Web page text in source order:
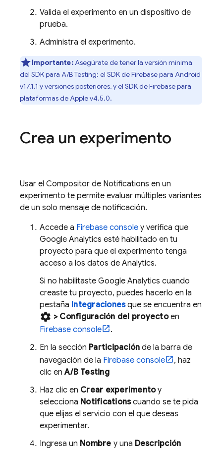
Valida el experimento en un dispositivo de
prueba.
Administra el experimento.
Importante:Asegúrate de tener la versión mínima
del SDK para A/B Testing: el SDK deFirebasepara Android
v17.1.1 y versiones posteriores, y el SDK deFirebasepara
plataformas deApplev4.5.0.
Crea un experimento
Usar el Compositor de Notifications en un
experimento te permite evaluar múltiples variantes
de un solo mensaje de notificación.
Accede a Firebase console y verifica que
Google Analytics esté habilitado en tu
proyecto para que el experimento tenga
acceso a los datos de Analytics.
Si no habilitaste Google Analytics cuando
creaste tu proyecto, puedes hacerlo en la
pestaña Integracionesque se encuentra en
settings > Configuración del proyectoen
Firebase console
.
En la sección Participación de la barra de
navegación de la Firebase console
, haz
clic enA/B Testing
Haz clic en Crear experimentoy
selecciona Notificationscuando se te pida
que elijas el servicio con el que deseas
experimentar.
Ingresa un Nombre y una Descripción